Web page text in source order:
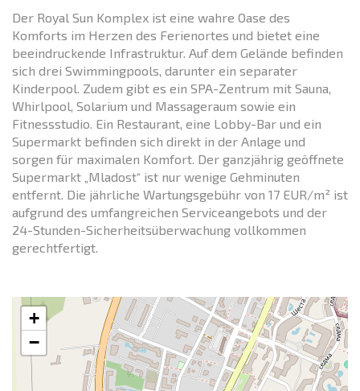
Der Royal Sun Komplex ist eine wahre Oase des
Komforts im Herzen des Ferienortes und bietet eine
beeindruckende Infrastruktur. Auf dem Gelände befinden
sich drei Swimmingpools, darunter ein separater
Kinderpool. Zudem gibt es ein SPA-Zentrum mit Sauna,
Whirlpool, Solarium und Massageraum sowie ein
Fitnessstudio. Ein Restaurant, eine Lobby-Bar und ein
Supermarkt befinden sich direkt in der Anlage und
sorgen für maximalen Komfort. Der ganzjährig geöffnete
Supermarkt „Mladost“ ist nur wenige Gehminuten
entfernt. Die jährliche Wartungsgebühr von 17 EUR/m² ist
aufgrund des umfangreichen Serviceangebots und der
24-Stunden-Sicherheitsüberwachung vollkommen
gerechtfertigt.
+
−